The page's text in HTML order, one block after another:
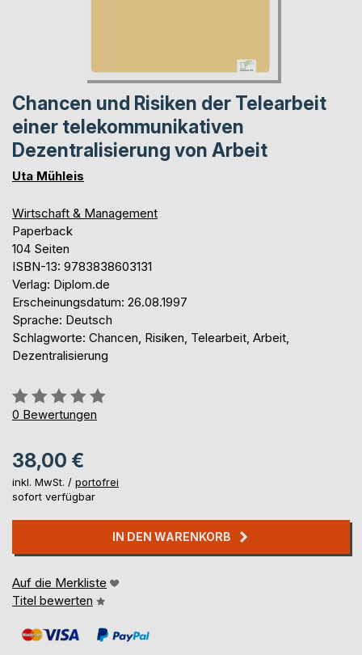
Chancen und Risiken der Telearbeit
einer telekommunikativen
Dezentralisierung von Arbeit
Uta Mühleis
Wirtschaft & Management
Paperback
104 Seiten
ISBN-13: 9783838603131
Verlag: Diplom.de
Erscheinungsdatum: 26.08.1997
Sprache: Deutsch
Schlagworte: Chancen, Risiken, Telearbeit, Arbeit,
Dezentralisierung
Bewertung::
0%
0 Bewertungen
38,00 €
inkl. MwSt. / portofrei
sofort verfügbar
IN DEN WARENKORB
Auf die Merkliste
Titel bewerten